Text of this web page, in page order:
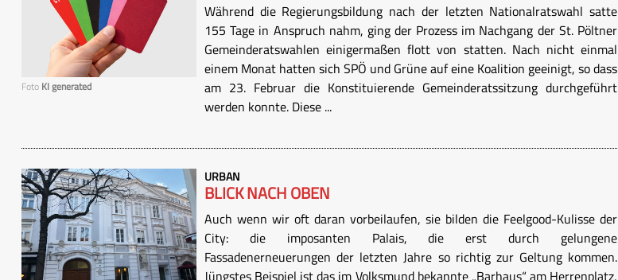
Foto KI generated
Während die Regierungsbildung nach der letzten Nationalratswahl satte
155 Tage in Anspruch nahm, ging der Prozess im Nachgang der St. Pöltner
Gemeinderatswahlen einigermaßen flott von statten. Nach nicht einmal
einem Monat hatten sich SPÖ und Grüne auf eine Koalition geeinigt, so dass
am 23. Februar die Konstituierende Gemeinderatssitzung durchgeführt
werden konnte. Diese ...
URBAN
BLICK NACH OBEN
Auch wenn wir oft daran vorbeilaufen, sie bilden die Feelgood-Kulisse der
City: die imposanten Palais, die erst durch gelungene
Fassadenerneuerungen der letzten Jahre so richtig zur Geltung kommen.
Jüngstes Beispiel ist das im Volksmund bekannte „Barhaus“ am Herrenplatz,